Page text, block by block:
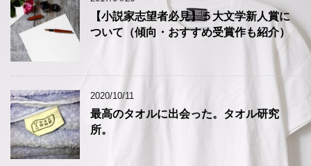
【小説家志望者必見】５大文学新人賞に
ついて（傾向・おすすめ受賞作も紹介）
2020/10/11
最高のタオルに出会った。タオル研究
所。